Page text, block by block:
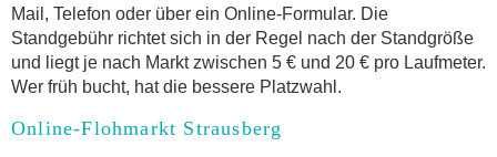
Mail, Telefon oder über ein Online-Formular. Die
Standgebühr richtet sich in der Regel nach der Standgröße
und liegt je nach Markt zwischen 5 € und 20 € pro Laufmeter.
Wer früh bucht, hat die bessere Platzwahl.
Online-Flohmarkt Strausberg